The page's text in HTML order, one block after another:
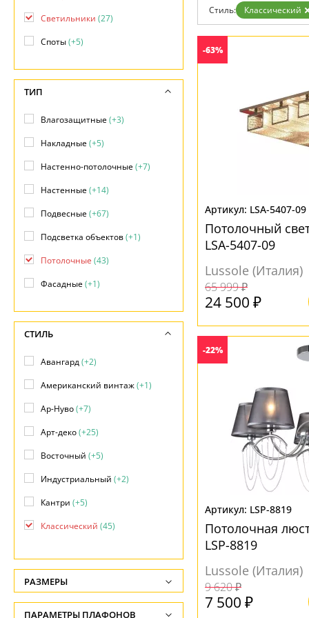
Отзывы
Дизайнерам
Контакты
Современный
Хай тек
Стиль: Классический
-63%
LSA-5407-09
Потолочный
LSA-5407-09
Lussole (Италия)
65 999 ₽
24 500 ₽
-22%
LSP-8819
Потолочная
LSP-8819
Lussole (Италия)
9 620 ₽
7 500 ₽
Светильники (27)
Споты(+5)
ТИП
Влагозащитные(+3)
Накладные(+5)
Настенно-потолочные(+7)
Настенные(+14)
Подвесные(+67)
Подсветка объектов(+1)
Потолочные (43)
Фасадные(+1)
СТИЛЬ
Авангард(+2)
Американский винтаж(+1)
Ар-Нуво(+7)
Арт-деко(+25)
Восточный (+5)
Индустриальный (+2)
Кантри (+5)
Классический (45)
Минимализм(+1)
Модерн(+356)
РАЗМЕРЫ
Высота, см
ПАРАМЕТРЫ ПЛАФОНОВ